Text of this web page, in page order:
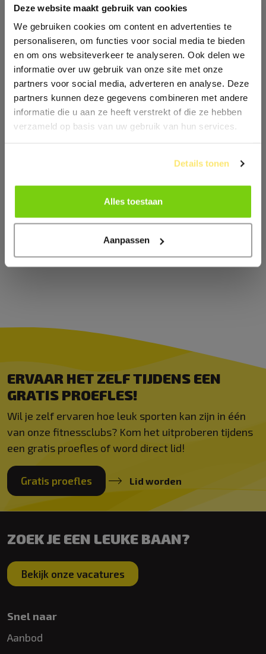
Deze website maakt gebruik van cookies
We gebruiken cookies om content en advertenties te
personaliseren, om functies voor social media te bieden
en om ons websiteverkeer te analyseren. Ook delen we
informatie over uw gebruik van onze site met onze
partners voor social media, adverteren en analyse. Deze
partners kunnen deze gegevens combineren met andere
informatie die u aan ze heeft verstrekt of die ze hebben
verzameld op basis van uw gebruik van hun services.
Details tonen
Alles toestaan
Aanpassen
ERVAAR HET ZELF TIJDENS EEN
GRATIS PROEFLES!
Wil je zelf ervaren hoe leuk sporten kan zijn in één
van onze fitnessclubs? Kom het uitproberen tijdens
een gratis proefles of word direct lid!
Gratis proefles Lid worden
ZOEK JE EEN LEUKE BAAN?
Bekijk onze vacatures
Snel naar
Aanbod